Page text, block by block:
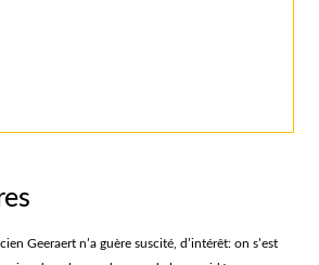
Geeraert n’a guère suscité, d’intérêt: on s’est